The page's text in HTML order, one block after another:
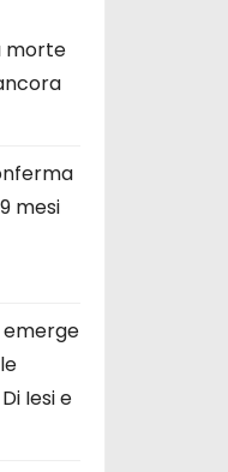
morte
mesi
Iesi e